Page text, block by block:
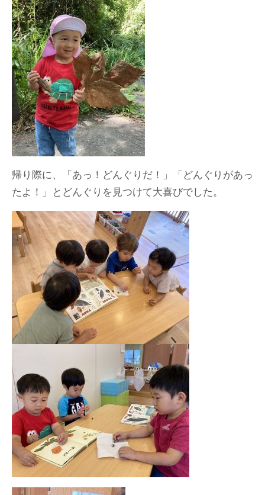
帰り際に、「あっ！どんぐりだ！」「どんぐりがあっ
たよ！」とどんぐりを見つけて大喜びでした。